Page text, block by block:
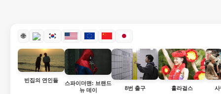
🌐
빈집의 연인들
스파이더맨: 브랜드
뉴 데이
8번 출구 훌라걸스 사